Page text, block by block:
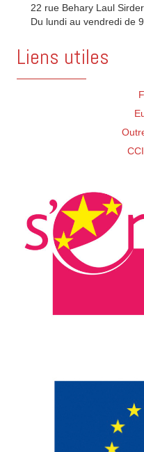
22 rue Behary Laul
Du lundi au vendredi de
Liens utiles